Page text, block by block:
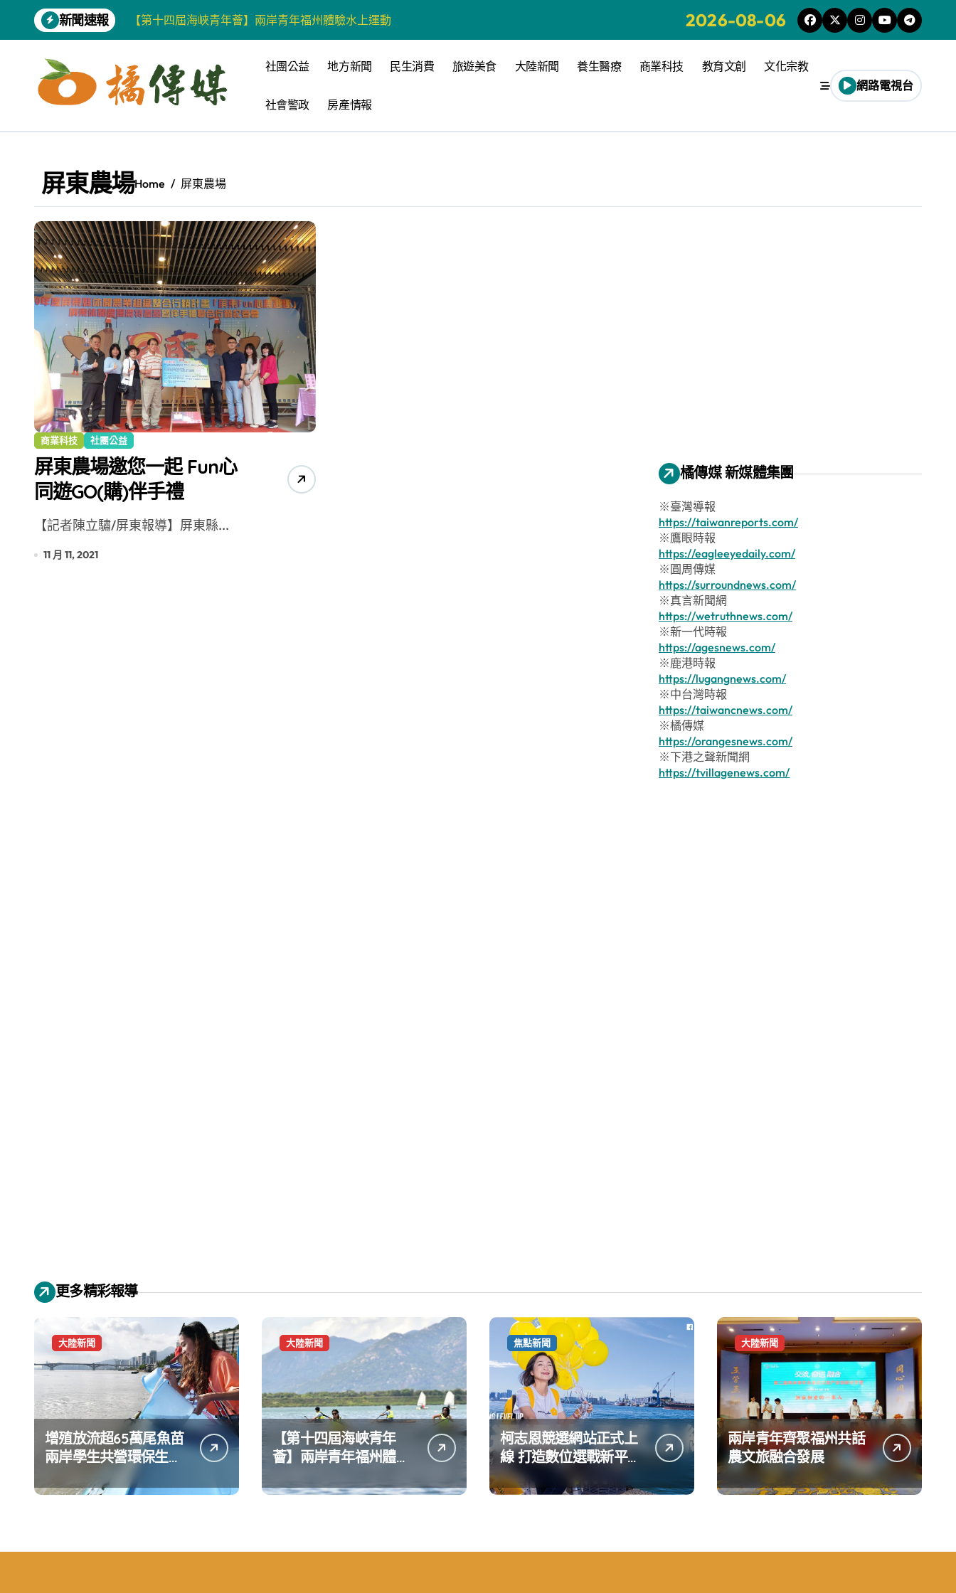
content
新聞速報
【第十四屆海峽青年薈】兩岸青年福州體驗水上運動
兩岸青年齊聚福州共話農文旅融合發展
藍綠市長參選人對無人載具條例互批 柯志恩：國民黨版才是「國防+產業」務實版
爭取原住民選票 柯志恩提原民5大政策 打造城鄉共好高雄
港都文藝學會首辦蓮池潭文學營 支持高雄文學再出發
高科大機電系與日本愛媛大學跨校合作 並感謝世豐螺絲捐助獎學金
《讀者》8月號新聞焦點 【錦瑟】
四川雅安 千年古剎雲峰寺
張老師發表「青少年家庭氣氛與心理安全感調查報告」 若遇壓力僅12%青少年會向家人傾訴
增殖放流超65萬尾魚苗 兩岸學生共營環保生態環境
2026-08-06
社團公益 地方新聞 民生消費 旅遊美食 大陸新聞 養生醫療 商業科技 教育文創 文化宗教
社會警政 房產情報
網路電視台
屏東農場Home 屏東農場
商業科技 社團公益
屏東農場邀您一起 Fun心
同遊GO(購)伴手禮
【記者陳立驌/屏東報導】屏東縣...
11 月 11, 2021
橘傳媒 新媒體集團
※臺灣導報
https://taiwanreports.com/
※鷹眼時報
https://eagleeyedaily.com/
※圓周傳媒
https://surroundnews.com/
※真言新聞網
https://wetruthnews.com/
※新一代時報
https://agesnews.com/
※鹿港時報
https://lugangnews.com/
※中台灣時報
https://taiwancnews.com/
※橘傳媒
https://orangesnews.com/
※下港之聲新聞網
https://tvillagenews.com/
更多精彩報導
大陸新聞
增殖放流超65萬尾魚苗
兩岸學生共營環保生態
大陸新聞
【第十四屆海峽青年
薈】兩岸青年福州體驗
焦點新聞
柯志恩競選網站正式上
線 打造數位選戰新平台
公開五大亮點
大陸新聞
兩岸青年齊聚福州共話
農文旅融合發展